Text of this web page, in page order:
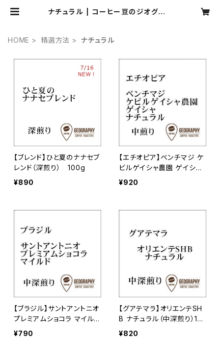
ナチュラル | コーヒー豆のジオグラフ
HOME 精選方法 ナチュラル
【ブレンド】ひと夏のナナセブ
レンド（深煎り） 100g
¥890
【エチオピア】ベンチマジ ケ
ビルゲイシャ農園 ゲイシャ
ナチュラル（中煎り） 100g
¥920
【ブラジル】サントアントニオ
プレミアムショコラ マイルド
（中深煎り） 100g
¥790
【グアテマラ】オリエンテSH
B ナチュラル（中深煎り）10
0g
¥820